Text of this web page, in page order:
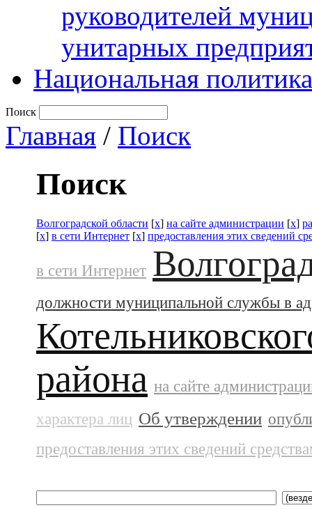
руководителей
унитарных
Национальная политика
Поиск
Главная / Поиск
Поиск
Волгоградской области [x] на сайте администрации [x]
[x] в сети Интернет [x] предоставления этих сведений
в сети Интернет
должности муниципальной службы в
района на сайте
характера лиц Об утверждении
предоставления этих сведений